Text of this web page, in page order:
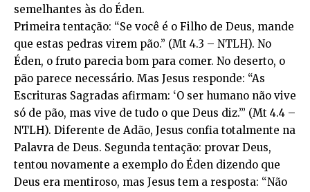
semelhantes às do Éden.
Primeira tentação: “Se você é o Filho de Deus, mande
que estas pedras virem pão.” (Mt 4.3 – NTLH). No
Éden, o fruto parecia bom para comer. No deserto, o
pão parece necessário. Mas Jesus responde: “As
Escrituras Sagradas afirmam: ‘O ser humano não vive
só de pão, mas vive de tudo o que Deus diz.’” (Mt 4.4 –
NTLH). Diferente de Adão, Jesus confia totalmente na
Palavra de Deus. Segunda tentação: provar Deus,
tentou novamente a exemplo do Éden dizendo que
Deus era mentiroso, mas Jesus tem a resposta: “Não